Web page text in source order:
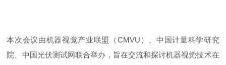
本次会议由机器视觉产业联盟（CMVU）、中国计量科学研究
院、中国光伏测试网联合举办，旨在交流和探讨机器视觉技术在